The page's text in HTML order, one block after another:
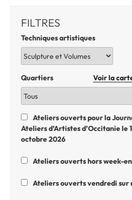
FILTRES
Techniques artistiques
Quartiers Voir la
Ateliers ouverts pour la
Ateliers d’Artistes d’Occitanie le
octobre 2026
Ateliers ouverts hors week-
Ateliers ouverts vendredi sur